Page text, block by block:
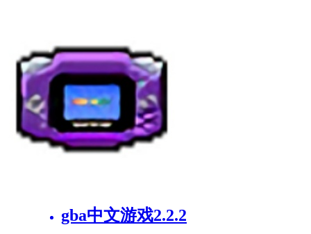
gba中文游戏2.2.2